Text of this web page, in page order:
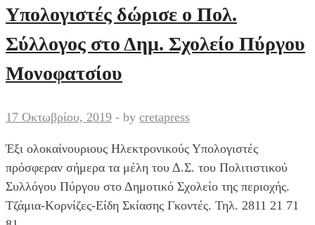
Πύργου
Μονοφατσίου
Υπολογιστές δώρισε ο Πολ.
Σύλλογος στο Δημ. Σχολείο Πύργου
Μονοφατσίου
17 Οκτωβρίου, 2019 - by cretapress
Έξι ολοκαίνουριους Ηλεκτρονικούς Υπολογιστές
πρόσφεραν σήμερα τα μέλη του Δ.Σ. του Πολιτιστικού
Συλλόγου Πύργου στο Δημοτικό Σχολείο της περιοχής.
Τζάμια-Κορνίζες-Είδη Σκίασης Γκοντές. Τηλ. 2811 21 71